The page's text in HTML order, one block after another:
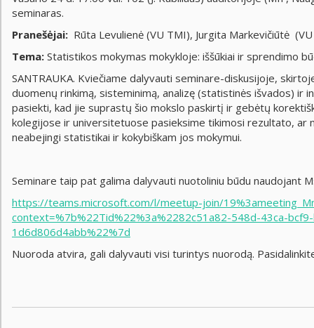
seminaras.
Pranešėjai: Rūta Levulienė (VU TMI), Jurgita Markevičiūtė
Tema: Statistikos mokymas mokykloje: iššūkiai ir sprendimo
SANTRAUKA. Kviečiame dalyvauti seminare-diskusijoje,
duomenų rinkimą, sisteminimą, analizę (statistinės išvados)
pasiekti, kad jie suprastų šio mokslo paskirtį ir gebėtų
kolegijose ir universitetuose pasieksime tikimosi rezultato, ar
neabejingi statistikai ir kokybiškam jos mokymui.
Seminare taip pat galima dalyvauti nuotoliniu būdu naudojant
https://teams.microsoft.com/l/meetup-join/
context=%7b%22Tid%22%3a%2282c51a82-548d-43ca-
1d6d806d4abb%22%7d
Nuoroda atvira, gali dalyvauti visi turintys nuorodą.